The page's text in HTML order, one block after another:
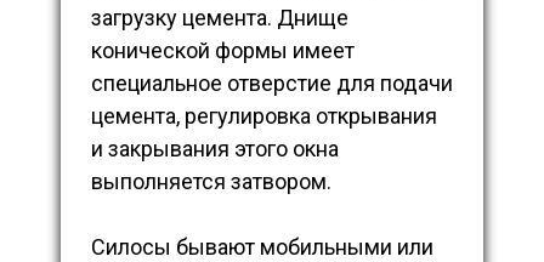
загрузку цемента. Днище
конической формы имеет
специальное отверстие для подачи
цемента, регулировка открывания
и закрывания этого окна
выполняется затвором.
Силосы бывают мобильными или